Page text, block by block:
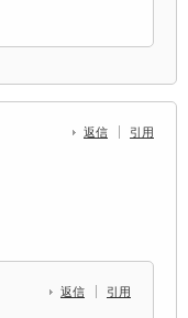
返信 引用
返信 引用